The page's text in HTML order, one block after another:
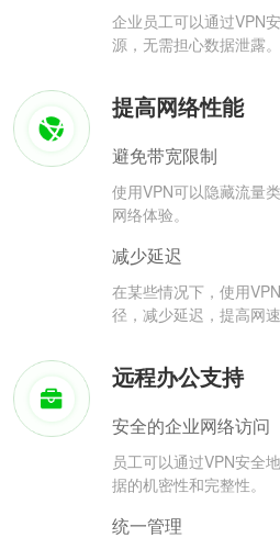
企业员工可以通过VPN
源，无需担心数据泄露。
提高网络性能
避免带宽限制
使用VPN可以隐藏流量
网络体验。
减少延迟
在某些情况下，使用
径，减少延迟，提高网速
远程办公支持
安全的企业网络访问
员工可以通过VPN安全
据的机密性和完整性。
统一管理